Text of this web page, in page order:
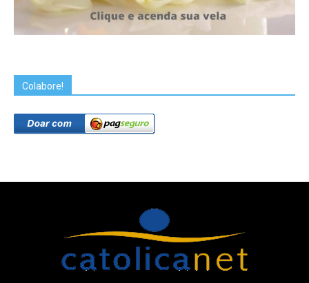
Colabore!